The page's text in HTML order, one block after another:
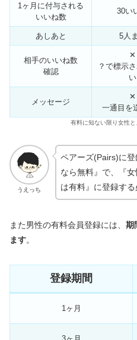
1ヶ月に付与される
いいね数
30い
あしあと 5人
相手のいいね数
確認
✕
？で標示
い
メッセージ
✕
一通目を
有料に知ない限り女性
うえっち
ペアーズ(Pairs)に
なら無料』で、『
は有料』に登録する
また男性の有料会員登録には、 期
ます。
登録期間
1ヶ月